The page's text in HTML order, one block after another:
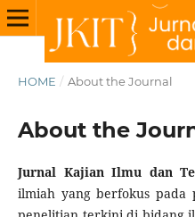
HOME / About the Journal
About the
Jurnal Kajian Ilmu dan
ilmiah yang berfokus pada